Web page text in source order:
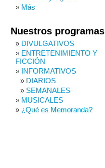
Más
Nuestros programas
DIVULGATIVOS
ENTRETENIMIENTO Y
FICCIÓN
INFORMATIVOS
DIARIOS
SEMANALES
MUSICALES
¿Qué es Memoranda?